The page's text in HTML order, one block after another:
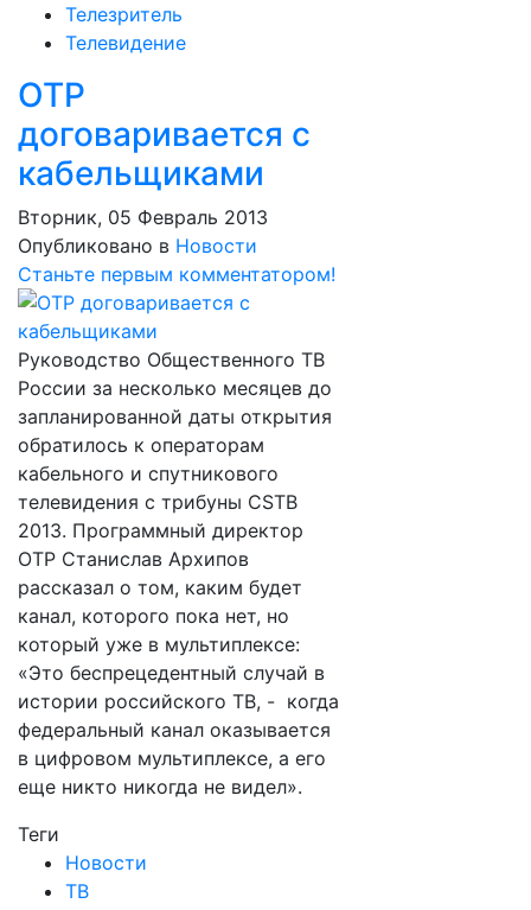
Телезритель
Телевидение
ОТР
договаривается с
кабельщиками
Вторник, 05 Февраль 2013
Опубликовано в Новости
Станьте первым комментатором!
Руководство Общественного ТВ
России за несколько месяцев до
запланированной даты открытия
обратилось к операторам
кабельного и спутникового
телевидения с трибуны CSTB
2013. Программный директор
ОТР Станислав Архипов
рассказал о том, каким будет
канал, которого пока нет, но
который уже в мультиплексе:
«Это беспрецедентный случай в
истории российского ТВ, - когда
федеральный канал оказывается
в цифровом мультиплексе, а его
еще никто никогда не видел».
Теги
Новости
ТВ